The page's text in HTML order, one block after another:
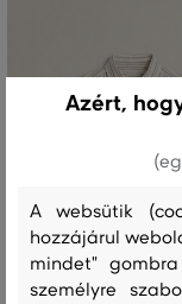
Azért,
A websütik
hozzájárul
mindet"
személyre